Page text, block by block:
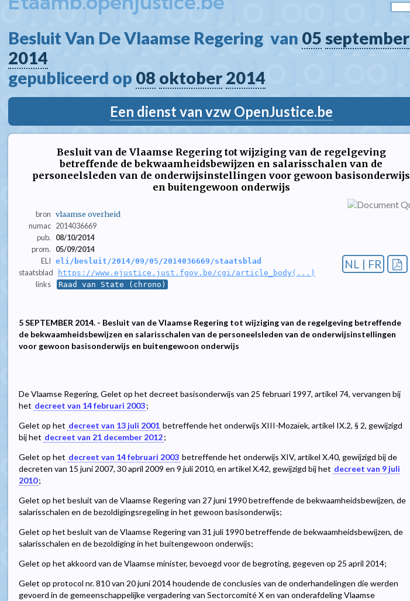
Besluit Van De Vlaamse Regering  van 05 september
2014
gepubliceerd op 08 oktober 2014
Een dienst van vzw OpenJustice.be
Besluit van de Vlaamse Regering tot wijziging van de regelgeving
betreffende de bekwaamheidsbewijzen en salarisschalen van de
personeelsleden van de onderwijsinstellingen voor gewoon basisonderwijs
en buitengewoon onderwijs
bron vlaamse overheid
numac 2014036669
pub.
08/10/2014
prom.
05/09/2014
ELI eli/besluit/2014/09/05/2014036669/staatsblad
staatsblad https://www.ejustice.just.fgov.be/cgi/article_body(...)
links Raad van State (chrono)
NL | FR
5 SEPTEMBER 2014. - Besluit van de Vlaamse Regering tot wijziging van de regelgeving betreffende
de bekwaamheidsbewijzen en salarisschalen van de personeelsleden van de onderwijsinstellingen
voor gewoon basisonderwijs en buitengewoon onderwijs
De Vlaamse Regering, Gelet op het decreet basisonderwijs van 25 februari 1997, artikel 74, vervangen bij
het decreet van 14 februari 2003;
Gelet op het decreet van 13 juli 2001 betreffende het onderwijs XIII-Mozaïek, artikel IX.2, § 2, gewijzigd
bij het decreet van 21 december 2012;
Gelet op het decreet van 14 februari 2003 betreffende het onderwijs XIV, artikel X.40, gewijzigd bij de
decreten van 15 juni 2007, 30 april 2009 en 9 juli 2010, en artikel X.42, gewijzigd bij het decreet van 9 juli
2010;
Gelet op het besluit van de Vlaamse Regering van 27 juni 1990 betreffende de bekwaamheidsbewijzen, de
salarisschalen en de bezoldigingsregeling in het gewoon basisonderwijs;
Gelet op het besluit van de Vlaamse Regering van 31 juli 1990 betreffende de bekwaamheidsbewijzen, de
salarisschalen en de bezoldiging in het buitengewoon onderwijs;
Gelet op het akkoord van de Vlaamse minister, bevoegd voor de begroting, gegeven op 25 april 2014;
Gelet op protocol nr. 810 van 20 juni 2014 houdende de conclusies van de onderhandelingen die werden
gevoerd in de gemeenschappelijke vergadering van Sectorcomité X en van onderafdeling Vlaamse